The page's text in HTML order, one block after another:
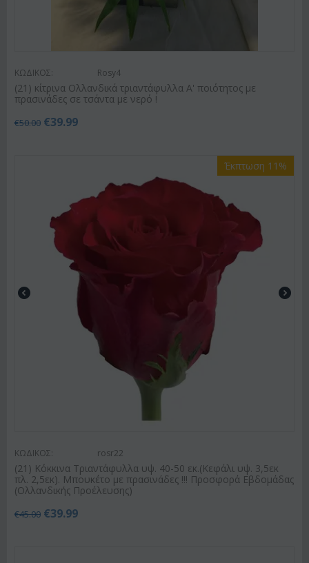
ΚΩΔΙΚΟΣ: Rosy4
(21) κίτρινα Ολλανδικά τριαντάφυλλα Α' ποιότητος με
πρασινάδες σε τσάντα με νερό !
€50.00 €39.99
Έκπτωση 11%
ΚΩΔΙΚΟΣ: rosr22
(21) Κόκκινα Τριαντάφυλλα υψ. 40-50 εκ.(Κεφάλι υψ. 3,5εκ
πλ. 2,5εκ). Μπουκέτο με πρασινάδες !!! Προσφορά Εβδομάδας
(Ολλανδικής Προέλευσης)
€45.00 €39.99